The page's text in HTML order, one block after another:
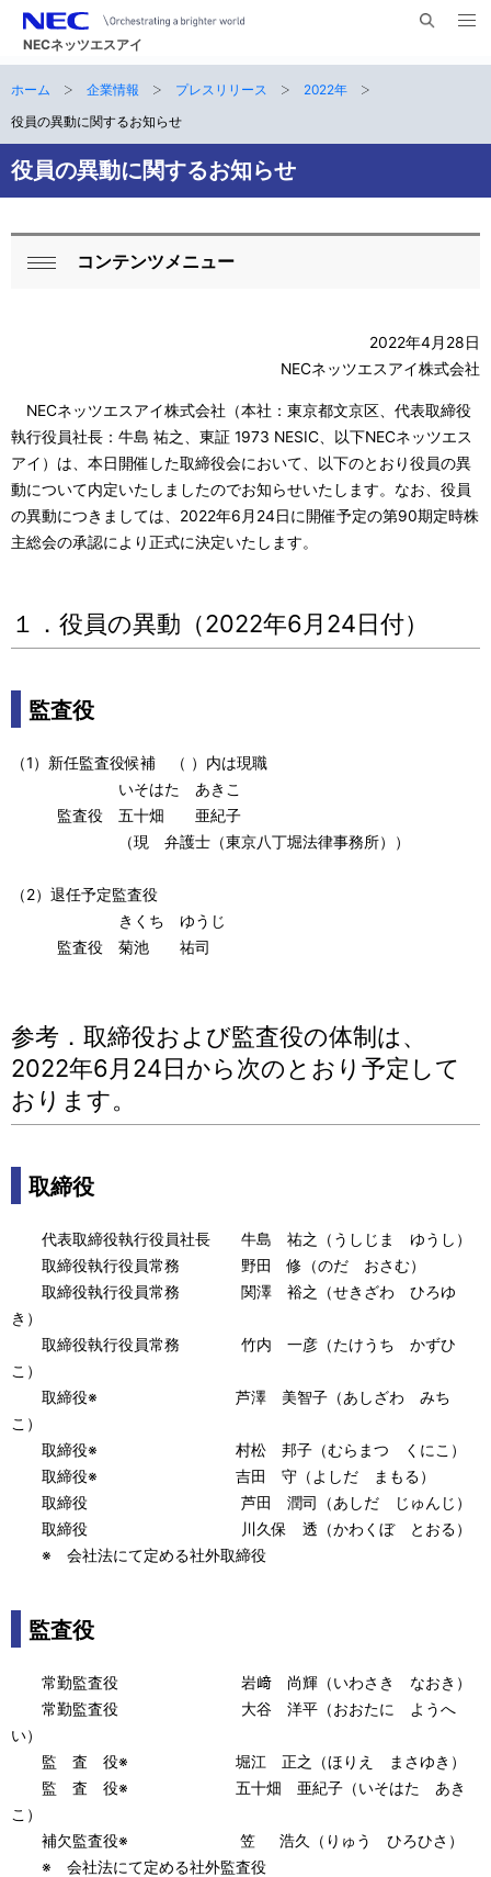
NECネッツエスアイ
メ
ナ
ビ
ゲ
ー
シ
サ
イ
ト
の
置
ホーム 企業情報 プレスリリース
2022年
役員の異動に関するお知らせ
役員の異動に関するお知らせ
ロ
ナ
ビ
ゲ
ー
ョ
コンテンツメニュー
2022年4月28日
NECネッツエスアイ株式会社
NECネッツエスアイ株式会社（本社：東京都文京区、代表取締役
執行役員社長：牛島 祐之、東証 1973 NESIC、以下NECネッツエス
アイ）は、本日開催した取締役会において、以下のとおり役員の異
動について内定いたしましたのでお知らせいたします。なお、役員
の異動につきましては、2022年6月24日に開催予定の第90期定時株
主総会の承認により正式に決定いたします。
１．役員の異動（2022年6月24日付）
監査役
（1）新任監査役候補 （ ）内は現職
いそはた あきこ
監査役 五十畑 亜紀子
（現 弁護士（東京八丁堀法律事務所））
（2）退任予定監査役
きくち ゆうじ
監査役 菊池 祐司
参考．取締役および監査役の体制は、
2022年6月24日から次のとおり予定して
おります。
取締役
代表取締役執行役員社長 牛島 祐之（うしじま ゆうし）
取締役執行役員常務 野田 修（のだ おさむ）
取締役執行役員常務 関澤 裕之（せきざわ ひろゆ
き）
取締役執行役員常務 竹内 一彦（たけうち かずひ
こ）
取締役※ 芦澤 美智子（あしざわ みち
こ）
取締役※ 村松 邦子（むらまつ くにこ）
取締役※ 吉田 守（よしだ まもる）
取締役 芦田 潤司（あしだ じゅんじ）
取締役 川久保 透（かわくぼ とおる）
※ 会社法にて定める社外取締役
監査役
常勤監査役 岩﨑 尚輝（いわさき なおき）
常勤監査役 大谷 洋平（おおたに ようへ
い）
監 査 役※ 堀江 正之（ほりえ まさゆき）
監 査 役※ 五十畑 亜紀子（いそはた あき
こ）
補欠監査役※ 笠 浩久（りゅう ひろひさ）
※ 会社法にて定める社外監査役